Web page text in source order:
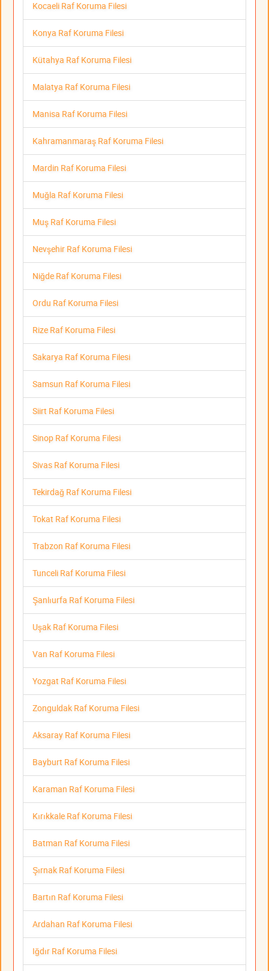
Kocaeli Raf Koruma Filesi
Konya Raf Koruma Filesi
Kütahya Raf Koruma Filesi
Malatya Raf Koruma Filesi
Manisa Raf Koruma Filesi
Kahramanmaraş Raf Koruma Filesi
Mardin Raf Koruma Filesi
Muğla Raf Koruma Filesi
Muş Raf Koruma Filesi
Nevşehir Raf Koruma Filesi
Niğde Raf Koruma Filesi
Ordu Raf Koruma Filesi
Rize Raf Koruma Filesi
Sakarya Raf Koruma Filesi
Samsun Raf Koruma Filesi
Siirt Raf Koruma Filesi
Sinop Raf Koruma Filesi
Sivas Raf Koruma Filesi
Tekirdağ Raf Koruma Filesi
Tokat Raf Koruma Filesi
Trabzon Raf Koruma Filesi
Tunceli Raf Koruma Filesi
Şanlıurfa Raf Koruma Filesi
Uşak Raf Koruma Filesi
Van Raf Koruma Filesi
Yozgat Raf Koruma Filesi
Zonguldak Raf Koruma Filesi
Aksaray Raf Koruma Filesi
Bayburt Raf Koruma Filesi
Karaman Raf Koruma Filesi
Kırıkkale Raf Koruma Filesi
Batman Raf Koruma Filesi
Şırnak Raf Koruma Filesi
Bartın Raf Koruma Filesi
Ardahan Raf Koruma Filesi
Iğdır Raf Koruma Filesi